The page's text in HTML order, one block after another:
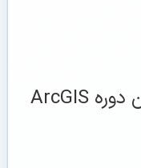
نظرات درباره پنجاه و دومین دوره ArcGIS